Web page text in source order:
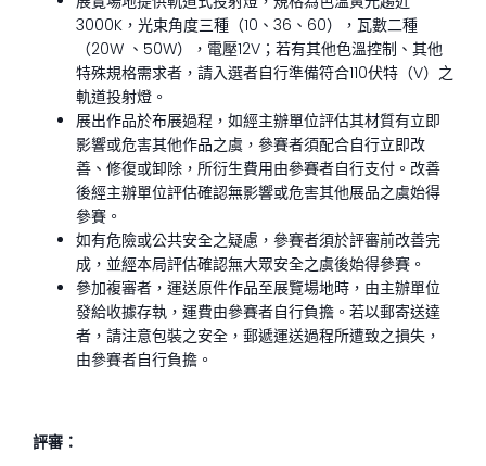
3000K，光束角度三種（10、36、60），瓦數二種
（20W 、50W），電壓12V；若有其他色溫控制、其他
特殊規格需求者，請入選者自行準備符合110伏特（V）之
軌道投射燈。
展出作品於布展過程，如經主辦單位評估其材質有立即
影響或危害其他作品之虞，參賽者須配合自行立即改
善、修復或卸除，所衍生費用由參賽者自行支付。改善
後經主辦單位評估確認無影響或危害其他展品之虞始得
參賽。
如有危險或公共安全之疑慮，參賽者須於評審前改善完
成，並經本局評估確認無大眾安全之虞後始得參賽。
參加複審者，運送原件作品至展覽場地時，由主辦單位
發給收據存執，運費由參賽者自行負擔。若以郵寄送達
者，請注意包裝之安全，郵遞運送過程所遭致之損失，
由參賽者自行負擔。
評審：